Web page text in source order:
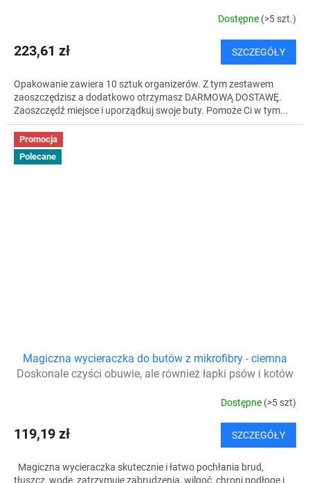
T
I
S
Dostępne (>5 szt.)
223,61 zł SZCZEGÓŁY
Opakowanie zawiera 10 sztuk organizerów. Z tym zestawem
zaoszczędzisz a dodatkowo otrzymasz DARMOWĄ DOSTAWĘ.
Zaoszczędź miejsce i uporządkuj swoje buty. Pomoże Ci w tym...
Promocja
Polecane
Magiczna wycieraczka do butów z mikrofibry - ciemna
Doskonale czyści obuwie, ale również łapki psów i kotów
Dostępne (>5 szt)
119,19 zł SZCZEGÓŁY
Magiczna wycieraczka skutecznie i łatwo pochłania brud,
tłuszcz, wodę, zatrzymuje zabrudzenia, wilgoć, chroni podłogę i